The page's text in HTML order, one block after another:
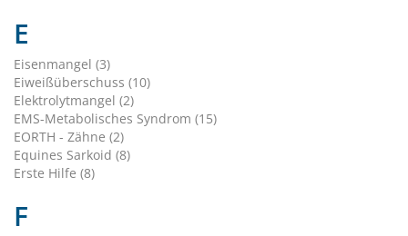
E
Eisenmangel (3)
Eiweißüberschuss (10)
Elektrolytmangel (2)
EMS-Metabolisches Syndrom (15)
EORTH - Zähne (2)
Equines Sarkoid (8)
Erste Hilfe (8)
F